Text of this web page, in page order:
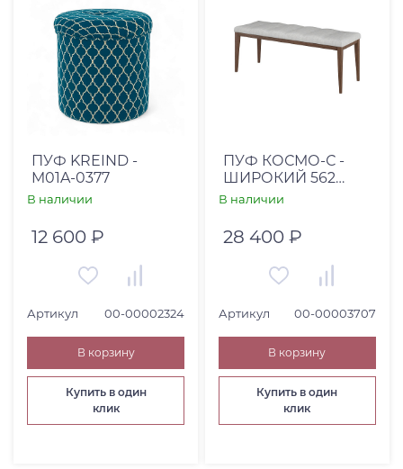
Страна
Россия ( 2)
Высота, см
ПУФ KREIND -
M01A-0377
В наличии
12 600 ₽
Артикул 00-00002324
В корзину
Купить в один
клик
ПУФ КОСМО-С -
ШИРОКИЙ 562
МОККО/ДУБ АНТИК
В наличии
28 400 ₽
Артикул 00-00003707
В корзину
Купить в один
клик